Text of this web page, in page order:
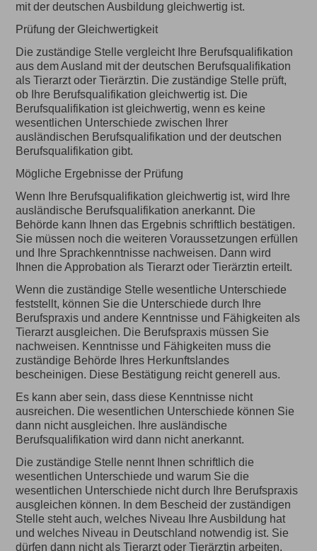
mit der deutschen Ausbildung gleichwertig ist.
Prüfung der Gleichwertigkeit
Die zuständige Stelle vergleicht Ihre Berufsqualifikation
aus dem Ausland mit der deutschen Berufsqualifikation
als Tierarzt oder Tierärztin. Die zuständige Stelle prüft,
ob Ihre Berufsqualifikation gleichwertig ist. Die
Berufsqualifikation ist gleichwertig, wenn es keine
wesentlichen Unterschiede zwischen Ihrer
ausländischen Berufsqualifikation und der deutschen
Berufsqualifikation gibt.
Mögliche Ergebnisse der Prüfung
Wenn Ihre Berufsqualifikation gleichwertig ist, wird Ihre
ausländische Berufsqualifikation anerkannt. Die
Behörde kann Ihnen das Ergebnis schriftlich bestätigen.
Sie müssen noch die weiteren Voraussetzungen erfüllen
und Ihre Sprachkenntnisse nachweisen. Dann wird
Ihnen die Approbation als Tierarzt oder Tierärztin erteilt.
Wenn die zuständige Stelle wesentliche Unterschiede
feststellt, können Sie die Unterschiede durch Ihre
Berufspraxis und andere Kenntnisse und Fähigkeiten als
Tierarzt ausgleichen. Die Berufspraxis müssen Sie
nachweisen. Kenntnisse und Fähigkeiten muss die
zuständige Behörde Ihres Herkunftslandes
bescheinigen. Diese Bestätigung reicht generell aus.
Es kann aber sein, dass diese Kenntnisse nicht
ausreichen. Die wesentlichen Unterschiede können Sie
dann nicht ausgleichen. Ihre ausländische
Berufsqualifikation wird dann nicht anerkannt.
Die zuständige Stelle nennt Ihnen schriftlich die
wesentlichen Unterschiede und warum Sie die
wesentlichen Unterschiede nicht durch Ihre Berufspraxis
ausgleichen können. In dem Bescheid der zuständigen
Stelle steht auch, welches Niveau Ihre Ausbildung hat
und welches Niveau in Deutschland notwendig ist. Sie
dürfen dann nicht als Tierarzt oder Tierärztin arbeiten.